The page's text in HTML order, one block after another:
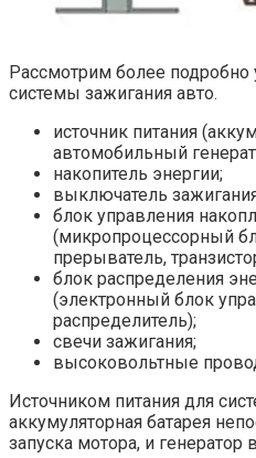
Рассмотрим более подробно
системы зажигания авто.
источник питания
автомобильный
накопитель энергии;
выключатель
блок управления
(микропроцессорный
прерыватель,
блок распределения
(электронный блок
распределитель);
свечи зажигания;
высоковольтные
Источником питания для
аккумуляторная батарея
запуска мотора, и